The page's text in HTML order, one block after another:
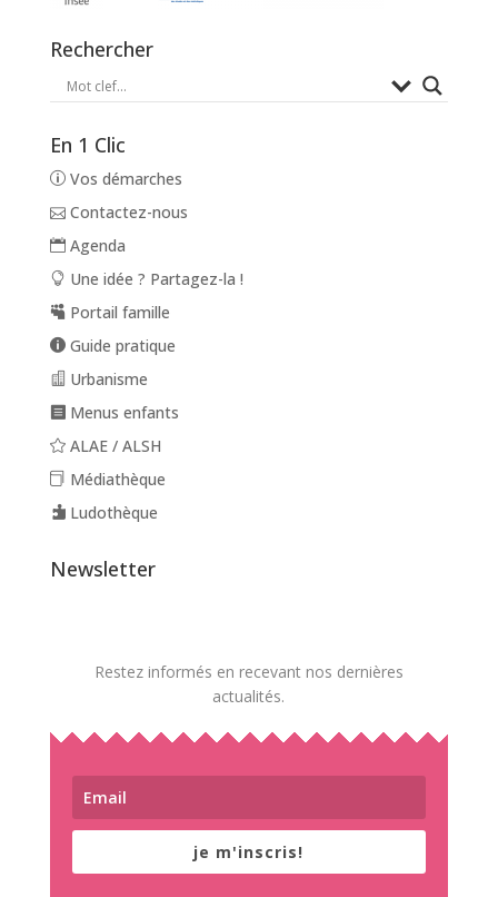
Rechercher
En 1 Clic
Vos démarches
Contactez-nous
Agenda
Une idée ? Partagez-la !
Portail famille
Guide pratique
Urbanisme
Menus enfants
ALAE / ALSH
Médiathèque
Ludothèque
Newsletter
Restez informés en recevant nos dernières
actualités.
je m'inscris!